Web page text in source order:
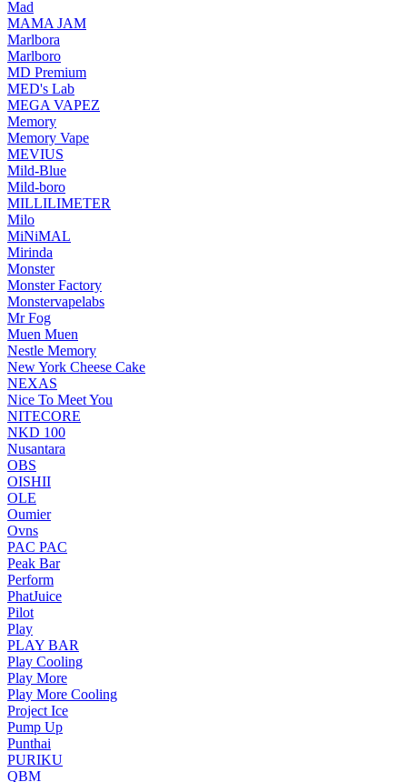
Mad
MAMA JAM
Marlbora
Marlboro
MD Premium
MED's Lab
MEGA VAPEZ
Memory
Memory Vape
MEVIUS
Mild-Blue
Mild-boro
MILLILIMETER
Milo
MiNiMAL
Mirinda
Monster
Monster Factory
Monstervapelabs
Mr Fog
Muen Muen
Nestle Memory
New York Cheese Cake
NEXAS
Nice To Meet You
NITECORE
NKD 100
Nusantara
OBS
OISHII
OLE
Oumier
Ovns
PAC PAC
Peak Bar
Perform
PhatJuice
Pilot
Play
PLAY BAR
Play Cooling
Play More
Play More Cooling
Project Ice
Pump Up
Punthai
PURIKU
QBM